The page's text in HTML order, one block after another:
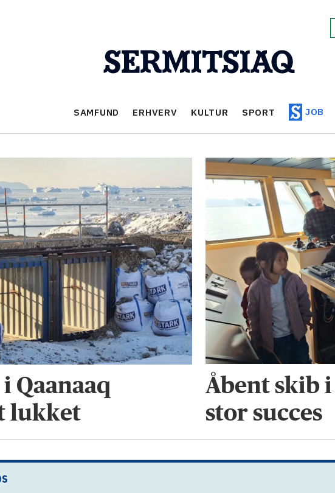
SAMFUND ERHVERV KULTUR SPORT JOB
Qaanaaq
lukket
Åbent skib
stor succes